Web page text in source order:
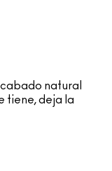
natural
tiene, deja la